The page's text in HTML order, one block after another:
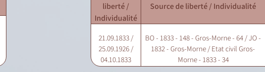
liberté /
Individualité
Source de liberté / Individualité
21.09.1833 /
25.09.1926 /
04.10.1833
BO - 1833 - 148 - Gros-Morne - 64 / JO -
1832 - Gros-Morne / Etat civil Gros-
Morne - 1833 - 34